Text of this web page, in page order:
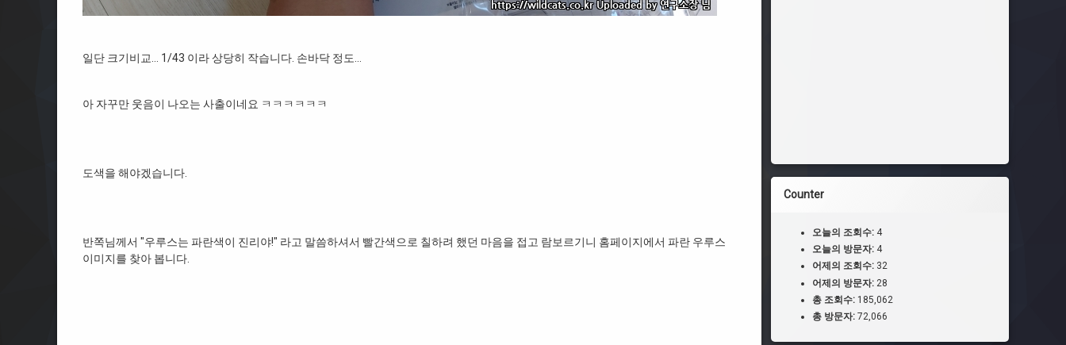
일단 크기비교… 1/43 이라 상당히 작습니다. 손바닥 정도…
아 자꾸만 웃음이 나오는 사출이네요 ㅋㅋㅋㅋㅋㅋ
도색을 해야겠습니다.
반쪽님께서 "우루스는 파란색이 진리야!" 라고 말씀하셔서 빨간색으로 칠하려 했던 마음을 접고 람보르기니 홈페이지에서 파란 우루스
이미지를 찾아 봅니다.
Counter
오늘의 조회수: 4
오늘의 방문자: 4
어제의 조회수: 32
어제의 방문자: 28
총 조회수: 185,062
총 방문자: 72,066